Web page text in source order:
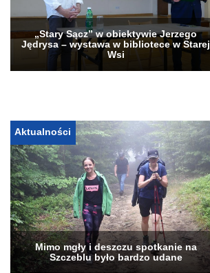
„Stary Sącz” w obiektywie Jerzego
Jędrysa – wystawa w bibliotece w Starej
Wsi
Aktualności
Mimo mgły i deszczu spotkanie na
Szczeblu było bardzo udane